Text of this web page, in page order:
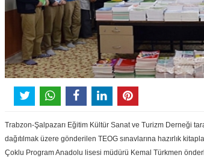
Trabzon-Şalpazarı Eğitim Kültür Sanat ve Turizm Derneği
dağıtılmak üzere gönderilen TEOG sınavlarına hazırlık
Çoklu Program Anadolu lisesi müdürü Kemal Türkmen